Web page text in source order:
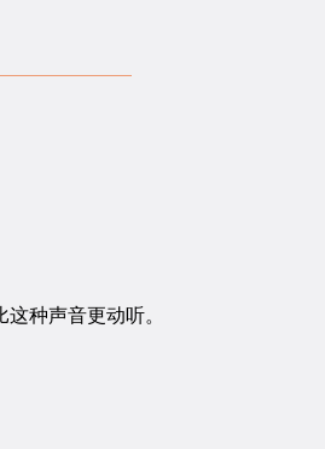
种声音更动听。